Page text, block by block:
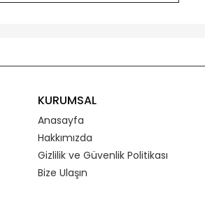
KURUMSAL
Anasayfa
Hakkımızda
Gizlilik ve Güvenlik Politikası
Bize Ulaşın